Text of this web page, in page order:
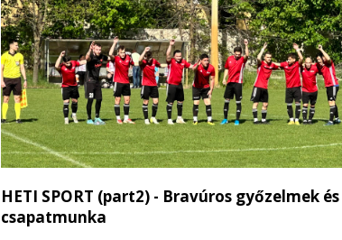
HETI SPORT (part2) - Bravúros győzelmek és
csapatmunka